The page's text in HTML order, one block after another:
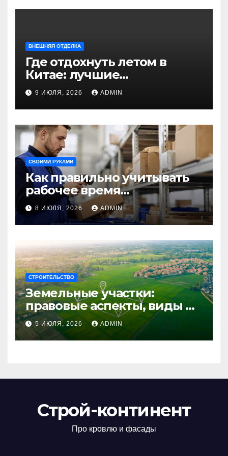
ВНЕШНЯЯ ОТДЕЛКА
Где отдохнуть летом в
Китае: лучшие
направления для
незабываемого
путешествия
9 ИЮЛЯ, 2026 ADMIN
СВОИМИ РУКАМИ
Как правильно учитывать
рабочее время
сотрудников: советы для
бизнеса
8 ИЮЛЯ, 2026 ADMIN
СТРОИТЕЛЬСТВО
Земельные участки:
правовые аспекты, виды и
возможности
использования
5 ИЮЛЯ, 2026 ADMIN
Строй-континент
Про кровлю и фасады